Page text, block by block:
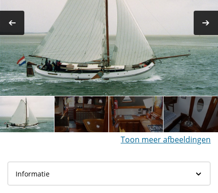
Toon meer afbeeldingen